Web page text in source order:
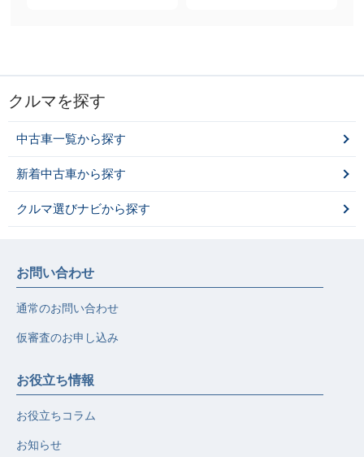
クルマを探す
中古車一覧から探す
新着中古車から探す
クルマ選びナビから探す
お問い合わせ
通常のお問い合わせ
仮審査のお申し込み
お役立ち情報
お役立ちコラム
お知らせ